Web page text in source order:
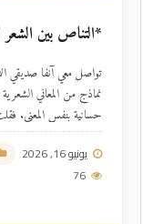
*التناص بين
يونيو 16, 2026
76
تواصل معي آنفا صديقي
نماذج من المعاني
حسانية بنفس المعنى.
تأنيا وبحثا ومقارنة،
إليه هو الشيخ العالم